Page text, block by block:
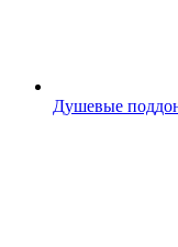
Душевые